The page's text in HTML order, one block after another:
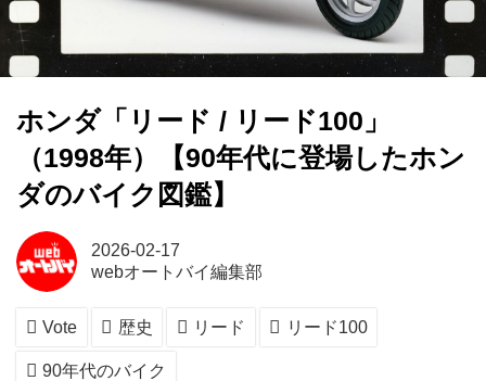
ホンダ「リード / リード100」
（1998年）【90年代に登場したホン
ダのバイク図鑑】
2026-02-17
webオートバイ編集部
Vote 歴史 リード リード100
90年代のバイク